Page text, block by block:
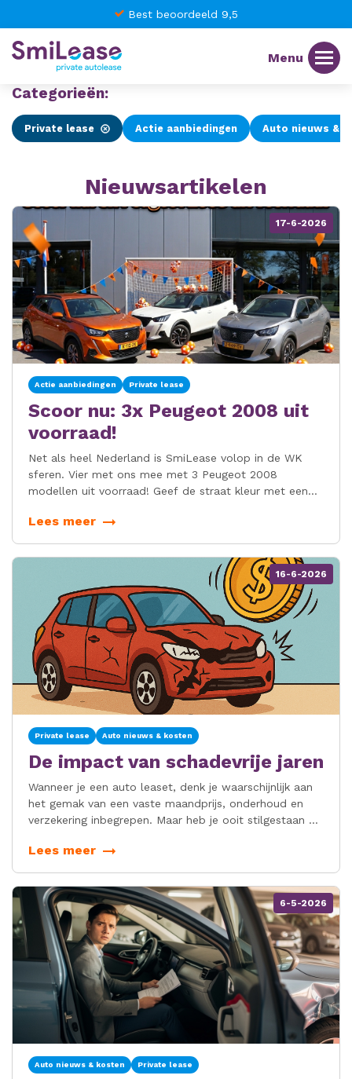
Geen BKR-registratie
Categorieën:
Private lease Actie aanbiedingen Auto nieuws &
Nieuwsartikelen
17-6-2026
Actie aanbiedingen Private lease
Scoor nu: 3x Peugeot 2008 uit
voorraad!
Net als heel Nederland is SmiLease volop in de WK
sferen. Vier met ons mee met 3 Peugeot 2008
modellen uit voorraad! Geef de straat kleur met een
elektrische GT-Line uitvoering!
Lees meer
16-6-2026
Private lease Auto nieuws & kosten
De impact van schadevrije jaren
Wanneer je een auto leaset, denk je waarschijnlijk aan
het gemak van een vaste maandprijs, onderhoud en
verzekering inbegrepen. Maar heb je ooit stilgestaan bij
leaseperiode?
Lees meer
6-5-2026
Auto nieuws & kosten Private lease